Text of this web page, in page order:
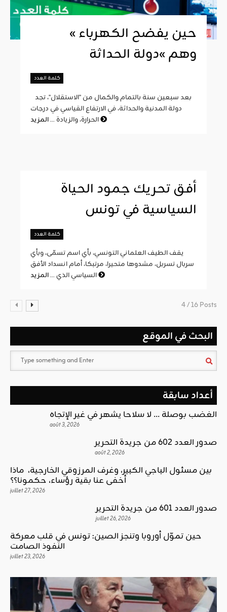
« حين يفضح الكهرباء
وهم »دولة الحداثة
كلمة العدد
دولة المدنية والحداثة، في الارتفاع القياسي في درجات
الحرارة، والزيادة ...
أفق تحريك جمود الحياة
السياسية في تونس
كلمة العدد
يقف الطيف العلماني التونسي، بأي اسم تسمّى، وبأي
سربال تسربل، مشدوها متحيرا، مرتبكا، أمام انسداد الأفق
السياسي الذي ...
4 / 16 Posts
البحث في الموقع
أعداد سابقة
الغضب بوصلة … لا سلاحا يشهر في غير الإتجاه
août 3, 2026
صدور العدد 602 من جريدة التحرير
août 2, 2026
بين مسئول الباجي الكبير، وغرف المرزوقي الخارجية، ماذا
أخفى عنا بقية رؤساء، حكمونا؟؟
juillet 27, 2026
صدور العدد 601 من جريدة التحرير
juillet 26, 2026
حين تموّل أوروبا وتنجز الصين: تونس في قلب معركة
النفوذ الصامت
juillet 23, 2026